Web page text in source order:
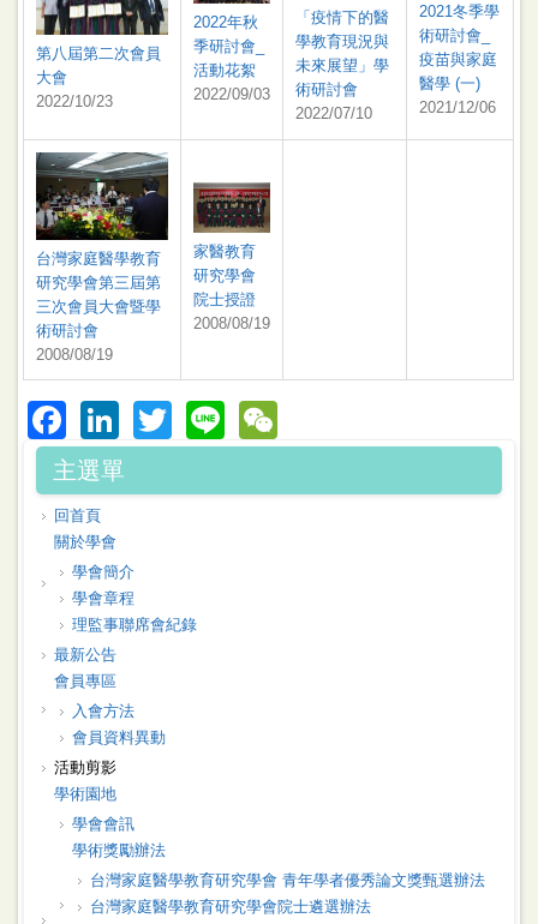
第八屆第二次會員
大會
2022/10/23
2022年秋
季研討會_
活動花絮
2022/09/03
「疫情下的醫
學教育現況與
未來展望」學
術研討會
2022/07/10
2021冬季學
術研討會_
疫苗與家庭
醫學 (一)
2021/12/06
台灣家庭醫學教育
研究學會第三屆第
三次會員大會暨學
術研討會
2008/08/19
家醫教育
研究學會
院士授證
2008/08/19
Facebook
LinkedIn
Twitter
Line
主選單
回首頁
關於學會
學會簡介
學會章程
理監事聯席會紀錄
最新公告
會員專區
入會方法
會員資料異動
活動剪影
學術園地
學會會訊
學術獎勵辦法
台灣家庭醫學教育研究學會 青年學者優秀論文獎甄選辦法
台灣家庭醫學教育研究學會院士遴選辦法